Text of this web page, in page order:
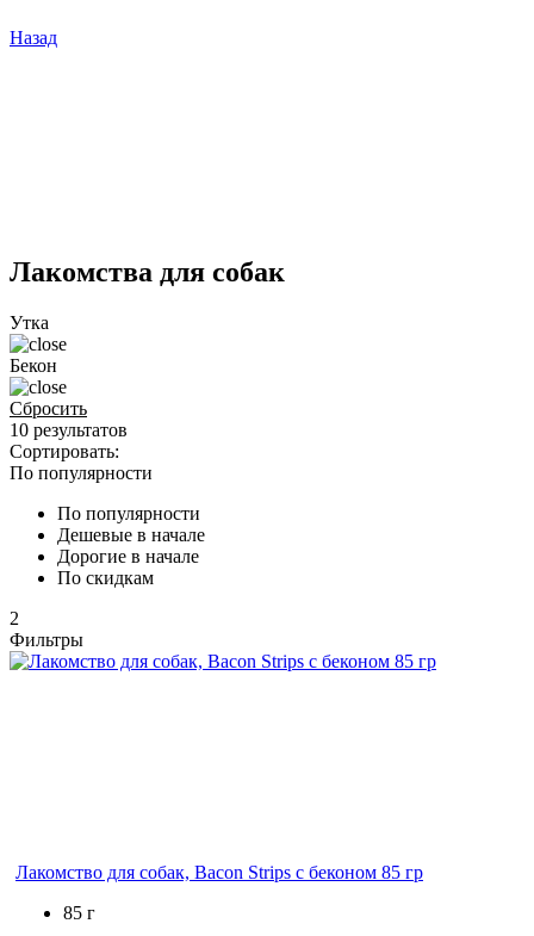
Назад
Лакомства для собак
Утка
Бекон
Сбросить
10 результатов
Сортировать:
По популярности
По популярности
Дешевые в начале
Дорогие в начале
По скидкам
2
Фильтры
Лакомство для собак, Bacon Strips с беконом 85 гр
85 г